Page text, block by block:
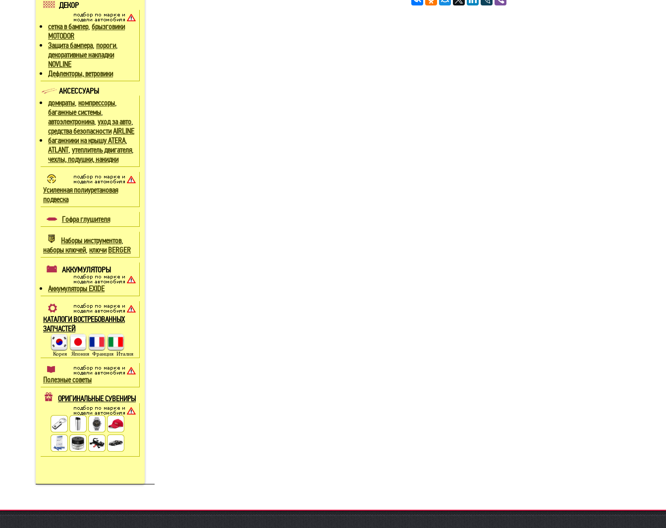
ДЕКОР
сетка в бампер, брызговики
MOTODOR
Защита бампера, пороги,
декоративные накладки
NOVLINE
Дефлекторы, ветровики
АКСЕССУАРЫ
домкраты, компрессоры,
багажные системы,
автоэлектроника, уход за авто,
средства безопасностиAIRLINE
багажники на крышу ATERA,
ATLANT, утеплитель двигателя,
чехлы, подушки, накидки
Усиленная полиуретановая
подвеска
Гофра глушителя
Наборы инструментов,
наборы ключей, ключи BERGER
АККУМУЛЯТОРЫ
Аккумуляторы EXIDE
КАТАЛОГИ ВОСТРЕБОВАННЫХ
ЗАПЧАСТЕЙ
Корея Япония Франция Италия
Полезные советы
ОРИГИНАЛЬНЫЕ СУВЕНИРЫ